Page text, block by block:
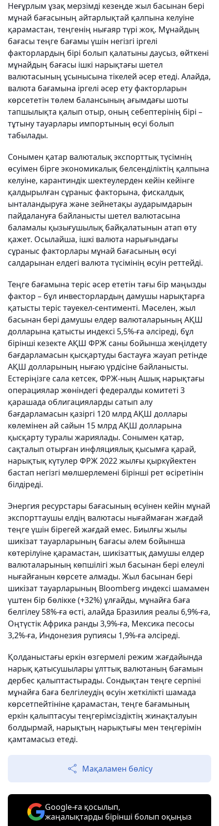
Неғұрлым ұзақ мерзімді кезеңде жыл басынан бері
мұнай бағасының айтарлықтай қалпына келуіне
қарамастан, теңгенің нығаяр түрі жоқ. Мұнайдың
бағасы теңге бағамы үшін негізгі іргелі
факторлардың бірі болып қалатыны даусыз, өйткені
мұнайдың бағасы ішкі нарықтағы шетел
валютасының ұсынысына тікелей әсер етеді. Алайда,
валюта бағамына іргелі әсер ету факторларын
көрсететін төлем балансының ағымдағы шоты
тапшылықта қалып отыр, оның себептерінің бірі –
тұтыну тауарлары импортының өсуі болып
табылады.
Сонымен қатар валюталық экспорттық түсімнің
өсуімен бірге экономикалық белсенділіктің қалпына
келуіне, карантиндік шектеулерден кейін кейінге
қалдырылған сұраныс факторына, фискалдық
ынталандыруға және зейнетақы аударымдарын
пайдалануға байланысты шетел валютасына
баламалы қызығушылық байқалатынын атап өту
қажет. Осылайша, ішкі валюта нарығындағы
сұраныс факторлары мұнай бағасының өсуі
салдарынан елдегі валюта түсімінің өсуін реттейді.
Теңге бағамына теріс әсер ететін тағы бір маңызды
фактор – бұл инвесторлардың дамушы нарықтарға
қатысты теріс тәуекел-сентименті. Мәселен, жыл
басынан бері дамушы елдер валюталарының АҚШ
долларына қатысты индексі 5,5%-ға әлсіреді, бұл
бірінші кезекте АҚШ ФРЖ саны бойынша жеңілдету
бағдарламасын қысқартуды бастауға жауап ретінде
АҚШ долларының нығаю үрдісіне байланысты.
Естеріңізге сала кетсек, ФРЖ-ның Ашық нарықтағы
операциялар жөніндегі федералды комитеті 3
қарашада облигацияларды сатып алу
бағдарламасын қазіргі 120 млрд АҚШ доллары
көлемінен ай сайын 15 млрд АҚШ долларына
қысқарту туралы жариялады. Сонымен қатар,
сақталып отырған инфляциялық қысымға қарай,
нарықтық күтулер ФРЖ 2022 жылғы қыркүйектен
бастап негізгі мөлшерлемені бірінші рет өсіретінін
білдіреді.
Энергия ресурстары бағасының өсуінен кейін мұнай
экспорттаушы елдің валютасы нығаймаған жағдай
теңге үшін бірегей жағдай емес. Биылғы жылы
шикізат тауарларының бағасы әлем бойынша
көтерілуіне қарамастан, шикізаттық дамушы елдер
валюталарының көпшілігі жыл басынан бері елеулі
нығайғанын көрсете алмады. Жыл басынан бері
шикізат тауарларының Bloomberg индексі шамамен
үштен бір бөлікке (+32%) ұлғайды, мұнайға баға
белгілеу 58%-ға өсті, алайда Бразилия реалы 6,9%-ға,
Оңтүстік Африка ранды 3,9%-ға, Мексика песосы
3,2%-ға, Индонезия рупиясы 1,9%-ға әлсіреді.
Қолданыстағы еркін өзгермелі режим жағдайында
нарық қатысушылары ұлттық валютаның бағамын
дербес қалыптастырады. Сондықтан теңге серпіні
мұнайға баға белгілеудің өсуін жеткілікті шамада
көрсетпейтініне қарамастан, теңге бағамының
еркін қалыптасуы теңгерімсіздіктің жинақталуын
болдырмай, нарықтың нарықтығы мен теңгерімін
қамтамасыз етеді.
Мақаламен бөлісу
Google-ға қосылып,
жаңалықтарды бірінші болып оқыңыз